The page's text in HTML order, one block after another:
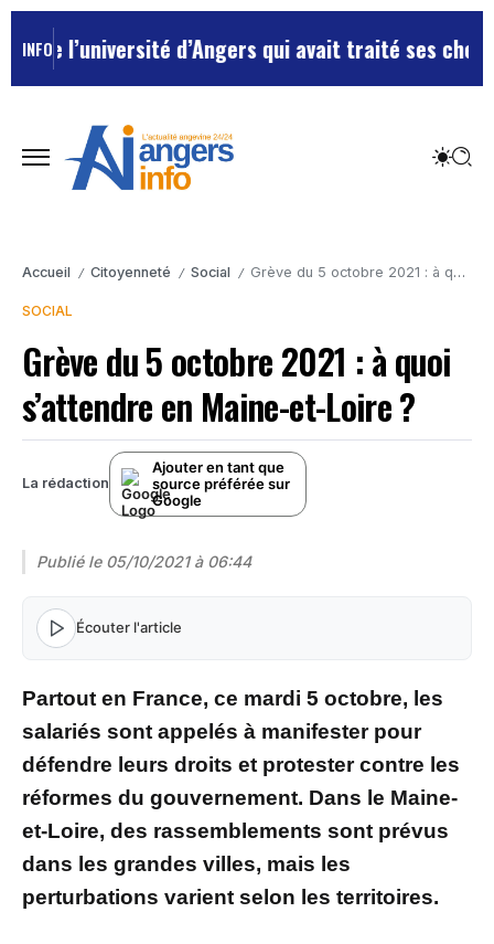
INFO
l’université d’Angers qui avait traité ses chefs de
Accueil / Citoyenneté / Social / Grève du 5 octobre 2021 : à quoi s’attendre en Maine-et-Loire ?
SOCIAL
Grève du 5 octobre 2021 : à quoi
s’attendre en Maine-et-Loire ?
La rédaction
Ajouter en tant que
source préférée sur
Google
Publié le 05/10/2021 à 06:44
Écouter l'article
Partout en France, ce mardi 5 octobre, les
salariés sont appelés à manifester pour
défendre leurs droits et protester contre les
réformes du gouvernement. Dans le Maine-
et-Loire, des rassemblements sont prévus
dans les grandes villes, mais les
perturbations varient selon les territoires.